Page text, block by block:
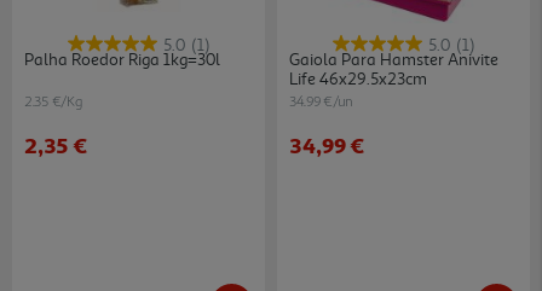
5.0 (1)
Palha Roedor Riga 1kg=30l
2.35 €/Kg
2,35 €
5.0 (1)
Gaiola Para Hamster Anivite
Life 46x29.5x23cm
34.99 €/un
34,99 €